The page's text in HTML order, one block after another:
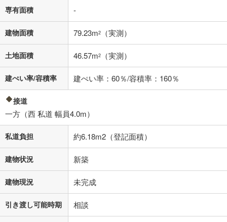
その他月額費用や、初期費用がかかります。ご注意ください。実際にお
借り入れの際は各金融機関等に、必ずご自身でご確認をお願いいたしま
す。
条件によってお借り入れができないことがあります。
不動産会社に購入相談をする
閉じる
専有面積 -
建物面積 79.23m2 （実測）
土地面積 46.57m2 （実測）
建ぺい率/容積率 建ぺい率：60％/容積率：160％
接道
一方（西 私道 幅員4.0m）
私道負担 約6.18m2（登記面積）
建物状況 新築
建物現況 未完成
引き渡し可能時期 相談